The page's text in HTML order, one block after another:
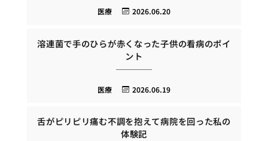
2026.06.20
医療
溶連菌で手のひらが赤くなった子供の看病のポイ
ント
2026.06.19
医療
舌がピリピリ痛む不調を抱えて病院を回った私の
体験記